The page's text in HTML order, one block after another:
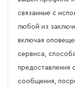
связанные с
любой из
включая
сервиса,
предоставления
сообщения,